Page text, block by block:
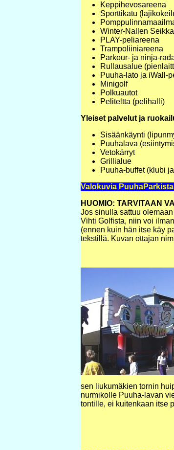
Keppihevosareena
Sporttikatu
Winter-Nallen
PLAY-peliareena
Trampoliiniareena
Parkour- ja ninja-
Rullausalue
Puuha-lato ja iWall-
Minigolf
Polkuautot
Peliteltta (pelihalli)
Yleiset palvelut ja
Sisäänkäynti
Puuhalava
Vetokärryt
Grillialue
Puuha-buffet (klubi
Valokuvia PuuhaParkista
HUOMIO: TARVITAAN
Jos sinulla sattuu
Vihti Golfista, niin voi
(ennen kuin hän itse käy
tekstillä. Kuvan ottajan
sen liukumäkien tornin
nurmikolle Puuha-lavan
tontille, ei kuitenkaan itse